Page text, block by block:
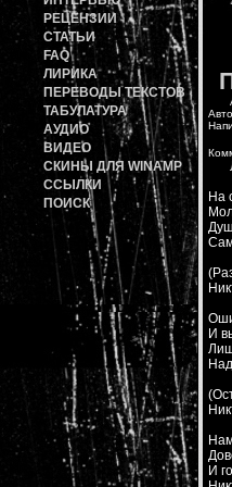
РЕЦЕНЗИИ
СТАТЬИ
FAQ
ЛИРИКА
ПЕРЕВОДЫ ТЕКСТОВ
ТАБУЛАТУРА
АУДИО
ВИДЕО
СКИНЫ ДЛЯ WINAMP
ССЫЛКИ
ПОИСК
На
И
И